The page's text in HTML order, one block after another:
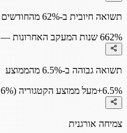
תשואה חיובית ב-62% מהחודשים
62%6 שנות המעקב האחרונות — עקביות סבירה
תשואה גבוהה ב-6.5% מהממוצע
+6.5%מעל ממוצע הקטגוריה (14.6% לעומת 8.1%)
צמיחה אורגנית